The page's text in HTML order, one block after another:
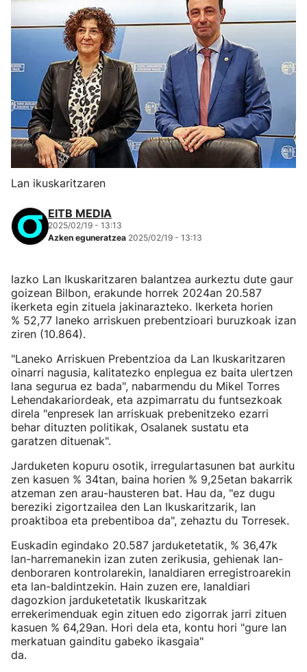
Lan ikuskaritzaren
EITB MEDIA
2025/02/19 - 13:13
Azken eguneratzea 2025/02/19 - 13:13
Iazko Lan Ikuskaritzaren balantzea aurkeztu dute gaur
goizean Bilbon, erakunde horrek 2024an 20.587
ikerketa egin zituela jakinarazteko. Ikerketa horien
% 52,77 laneko arriskuen prebentzioari buruzkoak izan
ziren (10.864).
"Laneko Arriskuen Prebentzioa da Lan Ikuskaritzaren
oinarri nagusia, kalitatezko enplegua ez baita ulertzen
lana segurua ez bada", nabarmendu du Mikel Torres
Lehendakariordeak, eta azpimarratu du funtsezkoak
direla "enpresek lan arriskuak prebenitzeko ezarri
behar dituzten politikak, Osalanek sustatu eta
garatzen dituenak".
Jarduketen kopuru osotik, irregulartasunen bat aurkitu
zen kasuen % 34tan, baina horien % 9,25etan bakarrik
atzeman zen arau-hausteren bat. Hau da, "ez dugu
bereziki zigortzailea den Lan Ikuskaritzarik, lan
proaktiboa eta prebentiboa da", zehaztu du Torresek.
Euskadin egindako 20.587 jarduketetatik, % 36,47k
lan-harremanekin izan zuten zerikusia, gehienak lan-
denboraren kontrolarekin, lanaldiaren erregistroarekin
eta lan-baldintzekin. Hain zuzen ere, lanaldiari
dagozkion jarduketetatik Ikuskaritzak
errekerimenduak egin zituen edo zigorrak jarri zituen
kasuen % 64,29an. Hori dela eta, kontu hori "gure lan
merkatuan gainditu gabeko ikasgaia"